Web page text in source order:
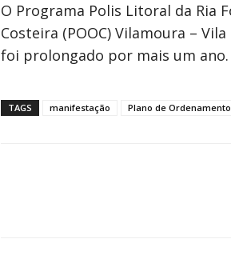
O Programa Polis Litoral da Ria
Costeira (POOC) Vilamoura –
foi prolongado por mais um ano.
TAGS manifestação Plano de